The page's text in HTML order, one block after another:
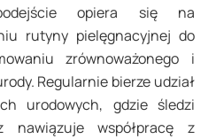
opiera się na
rutyny pielęgnacyjnej do
zrównoważonego i
Regularnie bierze udział
urodowych, gdzie śledzi
współpracę z